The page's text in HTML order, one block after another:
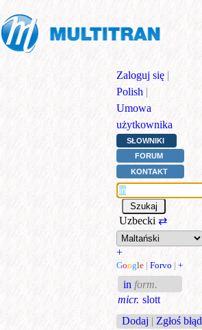
Zaloguj się |
Polish |
Umowa
użytkownika
SŁOWNIKI
FORUM
KONTAKT
Uzbecki ⇄
+
Google | Forvo | +
in form.
micr. slott
Dodaj | Zgłoś błąd